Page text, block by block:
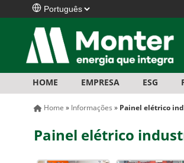
HOME EMPRESA ESG
Home » Informações» Painel elétrico
Painel elétrico